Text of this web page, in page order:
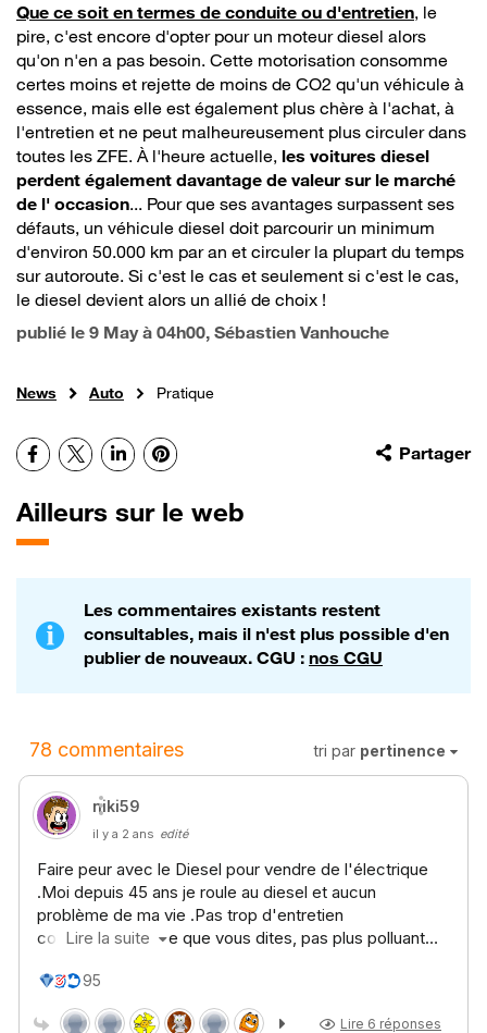
Que ce soit en termes de conduite ou d'entretien, le
pire, c'est encore d'opter pour un moteur diesel alors
qu'on n'en a pas besoin. Cette motorisation consomme
certes moins et rejette de moins de CO2 qu'un véhicule à
essence, mais elle est également plus chère à l'achat, à
l'entretien et ne peut malheureusement plus circuler dans
toutes les ZFE. À l'heure actuelle, les voitures diesel
perdent également davantage de valeur sur le marché
de l' occasion... Pour que ses avantages surpassent ses
défauts, un véhicule diesel doit parcourir un minimum
d'environ 50.000 km par an et circuler la plupart du temps
sur autoroute. Si c'est le cas et seulement si c'est le cas,
le diesel devient alors un allié de choix !
publié le 9 May à 04h00, Sébastien Vanhouche
News Auto Pratique
Partager
Facebook
X LinkedInPinterest
Ailleurs sur le web
Les commentaires existants restent
consultables, mais il n'est plus possible d'en
publier de nouveaux. CGU : nos CGU